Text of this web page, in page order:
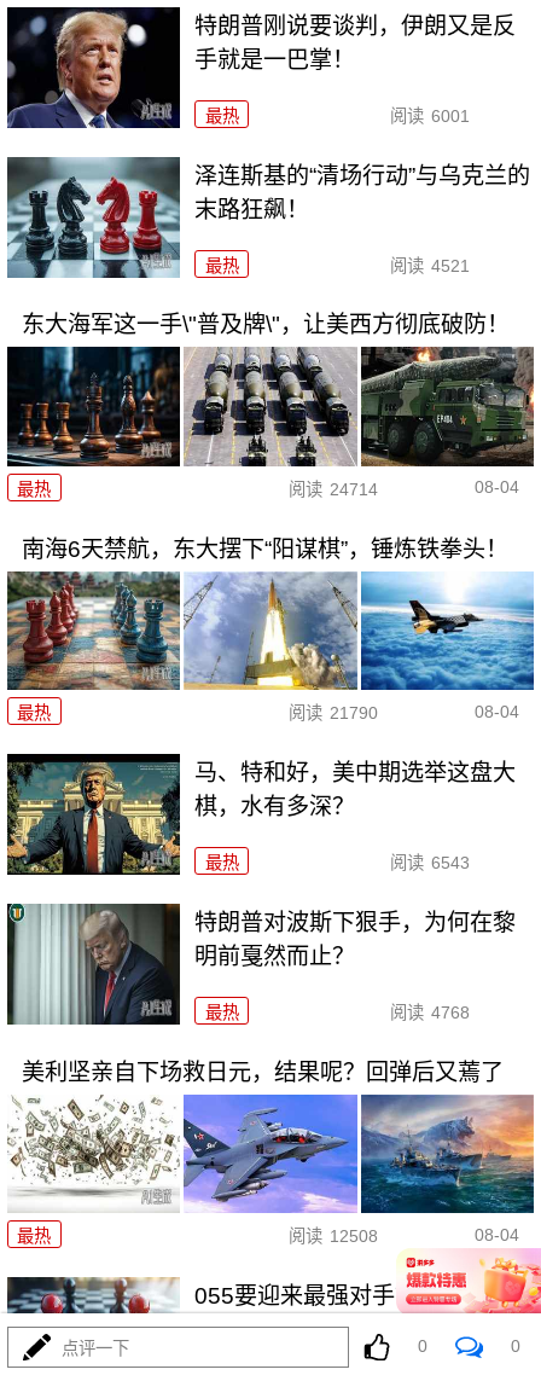
特朗普刚说要谈判，伊朗又是反
手就是一巴掌！
最热 阅读 6001
泽连斯基的“清场行动”与乌克兰的
末路狂飙！
最热 阅读 4521
东大海军这一手\"普及牌\"，让美西方彻底破防！
最热 阅读 24714 08-04
南海6天禁航，东大摆下“阳谋棋”，锤炼铁拳头！
最热 阅读 21790 08-04
马、特和好，美中期选举这盘大
棋，水有多深？
最热 阅读 6543
特朗普对波斯下狠手，为何在黎
明前戛然而止？
最热 阅读 4768
美利坚亲自下场救日元，结果呢？回弹后又蔫了
最热 阅读 12508 08-04
055要迎来最强对手？东瀛万吨新
驱已上船台！
点评一下 0 0